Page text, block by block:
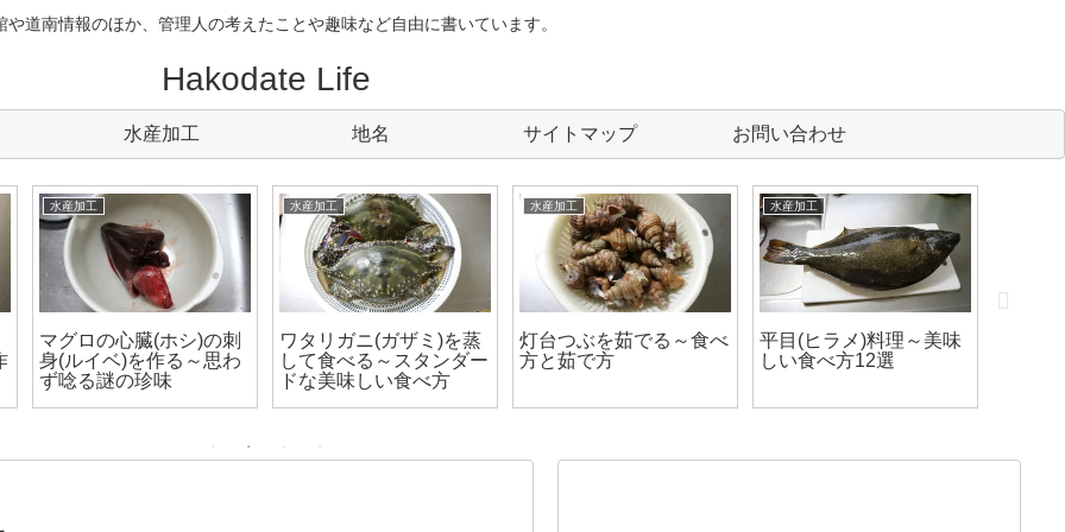
や道南情報のほか、管理人の考えたことや趣味など自由に書いています。
Hakodate Life
水産加工 地名 サイトマップ お問い合わせ
水産加工
マグロの心臓(ホシ)の刺
身(ルイベ)を作る～思わ
ず唸る謎の珍味
水産加工
ワタリガニ(ガザミ)を蒸
して食べる～スタンダー
ドな美味しい食べ方
水産加工
灯台つぶを茹でる～食べ
方と茹で方
水産加工
平目(ヒラメ)料理～美味
しい食べ方12選